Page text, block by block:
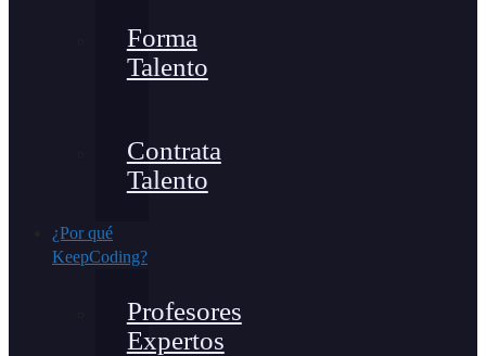
Forma
Talento
Contrata
Talento
¿Por qué
KeepCoding?
Profesores
Expertos